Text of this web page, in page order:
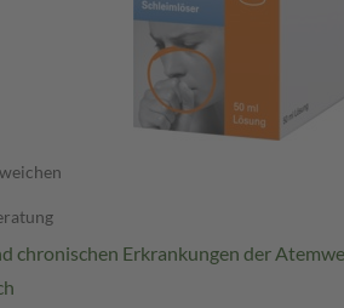
chronischen Erkrankungen der